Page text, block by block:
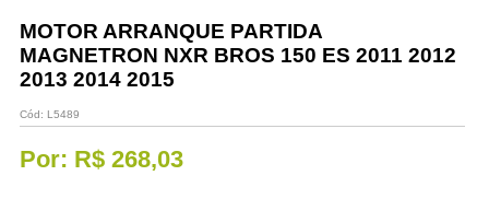
Promoções
MOTOR ARRANQUE PARTIDA
MAGNETRON NXR BROS 150 ES 2011 2012
2013 2014 2015
Cód: L5489
Por: R$ 268,03